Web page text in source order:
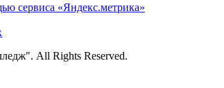
сервиса «Яндекс.метрика»
All Rights Reserved.